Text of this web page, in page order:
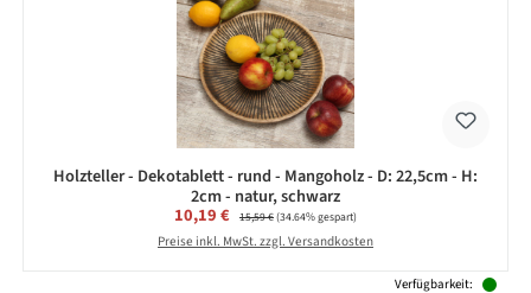
Holzteller - Dekotablett - rund - Mangoholz - D: 22,5cm - H:
2cm - natur, schwarz
Verkaufspreis:
10,19 € Regulärer Preis:
15,59 €(34.64% gespart)
Preise inkl. MwSt. zzgl. Versandkosten
Verfügbarkeit: